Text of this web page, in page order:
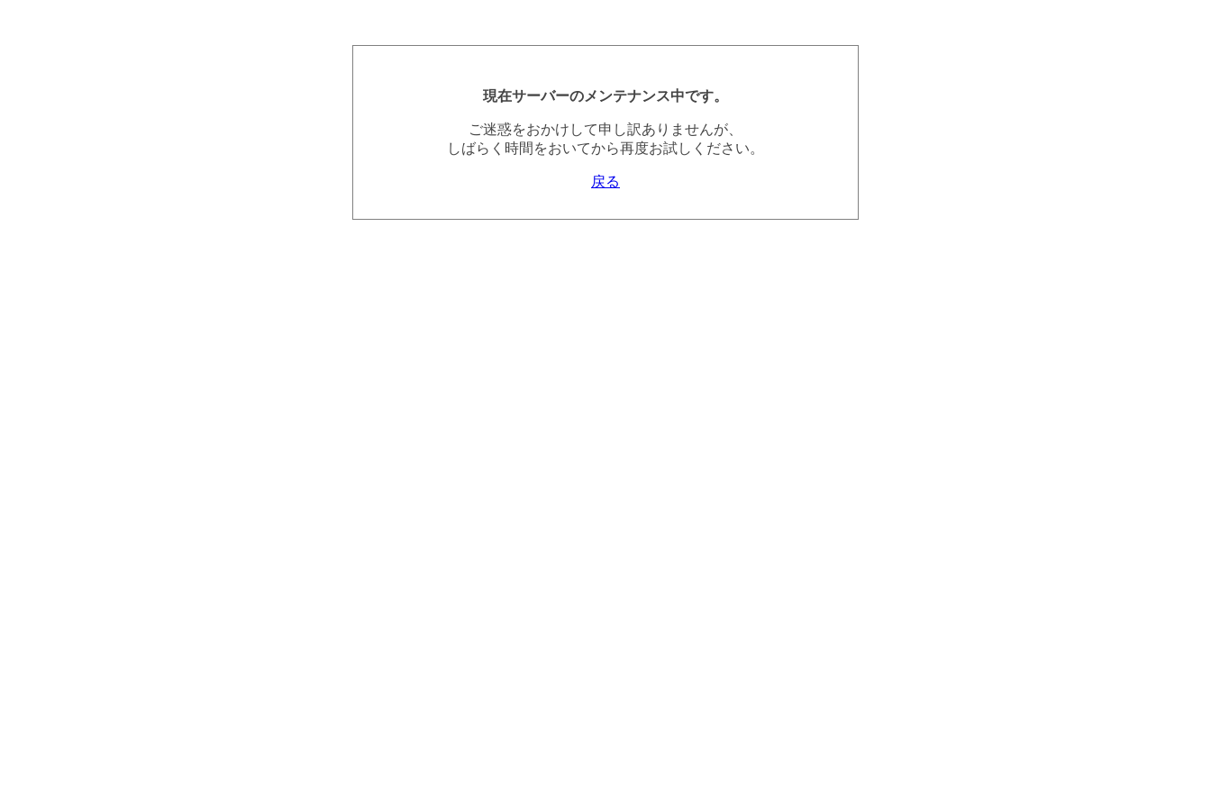
現在サーバーのメンテナンス中です。
ご迷惑をおかけして申し訳ありませんが、
しばらく時間をおいてから再度お試しください。
戻る